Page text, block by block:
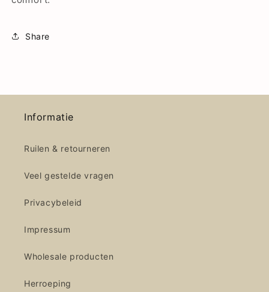
Share
Informatie
Ruilen & retourneren
Veel gestelde vragen
Privacybeleid
Impressum
Wholesale producten
Herroeping